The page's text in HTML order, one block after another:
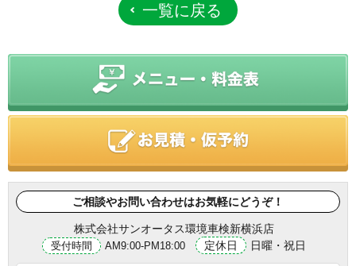
一覧に戻る
ご相談やお問い合わせはお気軽にどうぞ！
株式会社サンオータス環境車検新横浜店
受付時間 AM9:00-PM18:00 定休日 日曜・祝日